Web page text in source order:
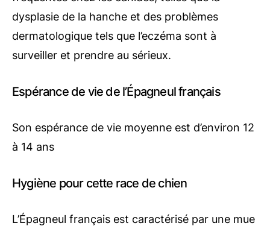
dysplasie de la hanche et des problèmes
dermatologique tels que l’eczéma sont à
surveiller et prendre au sérieux.
Espérance de vie de l’Épagneul français
Son espérance de vie moyenne est d’environ 12
à 14 ans
Hygiène pour cette race de chien
L’Épagneul français est caractérisé par une mue